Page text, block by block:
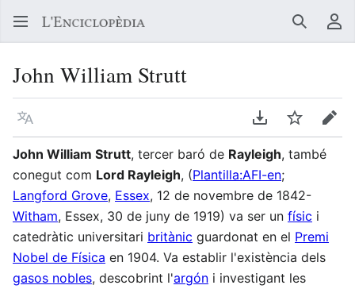
Buscar
John William Strutt
Llegir en un atre idioma Descarregar en
Vigilar
John William Strutt, tercer baró de Rayleigh, també
conegut com Lord Rayleigh, (Plantilla:AFI-en;
Langford Grove, Essex, 12 de novembre de 1842-
Witham, Essex, 30 de juny de 1919) va ser un físic i
catedràtic universitari britànic guardonat en el Premi
Nobel de Física en 1904. Va establir l'existència dels
gasos nobles, descobrint l'argón i investigant les